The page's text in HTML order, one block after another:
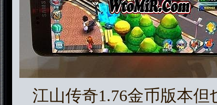
江山传奇1.76金币版本但